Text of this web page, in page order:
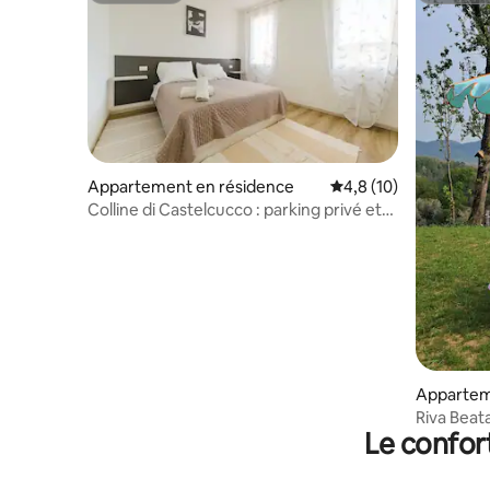
Appartement en résidence Évaluation moyenne
4,8 (10)
Colline di Castelcucco : parking privé et
Riva
Prosecco
Le